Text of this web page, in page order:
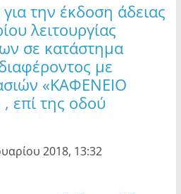
την έκδοση άδειας
λειτουργίας
σε κατάστημα
με
«ΚΑΦΕΝΕΙΟ
επί της οδού
2018, 13:32